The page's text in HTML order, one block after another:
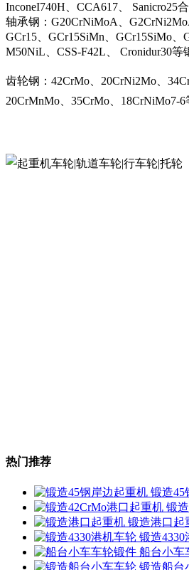
InconeI740H、CCA617、 Sanicro25
轴承钢：G20CrNiMoA、
GCr15、GCr15SiMn、GCr15SiMo、
M50NiL、CSS-F42L、 Cronidur30等
齿轮钢：42CrMo、20CrNi2Mo、
20CrMnMo、35CrMo、18CrNiMo7-6
热门推荐
锻造45
锻
锻造港口起
锻造4330
船台小车
锻造船台